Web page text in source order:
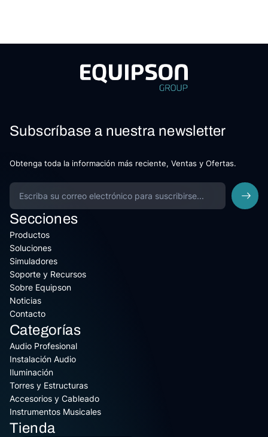
Subscríbase a nuestra newsletter
Obtenga toda la información más reciente, Ventas y Ofertas.
Secciones
Productos
Soluciones
Simuladores
Soporte y Recursos
Sobre Equipson
Noticias
Contacto
Categorías
Audio Profesional
Instalación Audio
Iluminación
Torres y Estructuras
Accesorios y Cableado
Instrumentos Musicales
Tienda